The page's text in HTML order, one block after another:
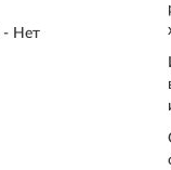
- Нет